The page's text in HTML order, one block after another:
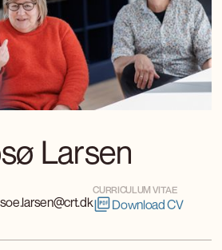
Larsen
CURRICULUM VITAE
Download CV